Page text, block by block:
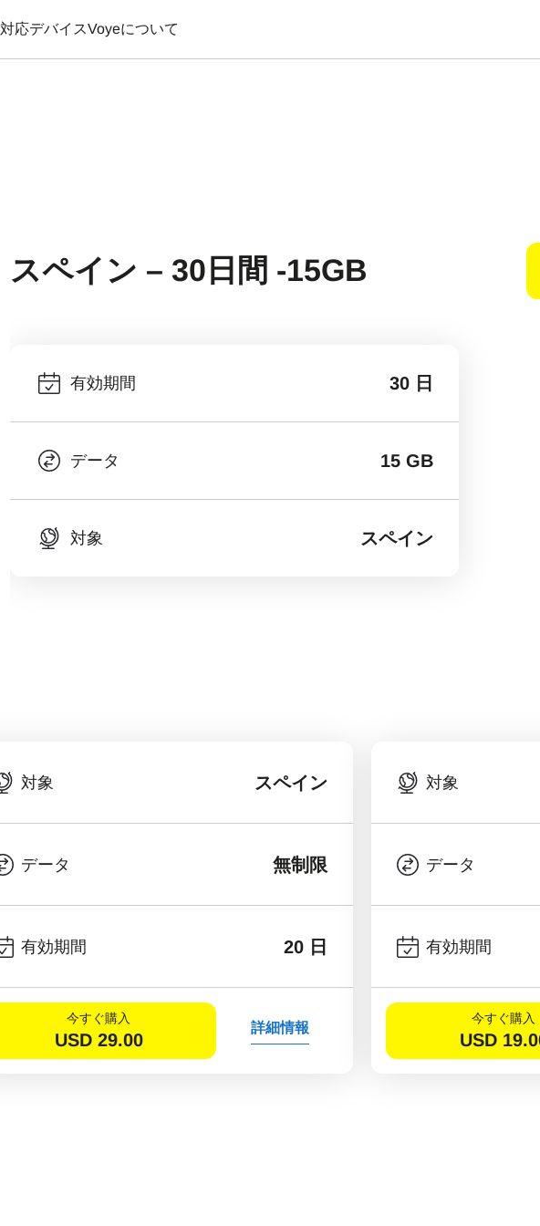
対応デバイスVoyeについて
スペイン – 30日間 -15GB
有効期間 30 日
データ 15 GB
対象 スペイン
対象 スペイン
データ 無制限
有効期間 20 日
今すぐ購入
USD 29.00
詳細情報
対象
データ
有効期間
今すぐ購入
USD